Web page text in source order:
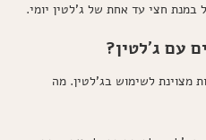
במנת חצי עד אחת של ג'לטין יומי.
עם ג'לטין?
מצוינת לשימוש בג'לטין. מה